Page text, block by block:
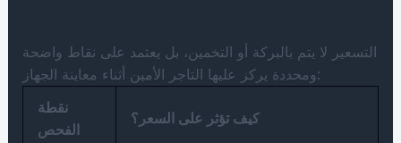
التسعير لا يتم بالبركة أو التخمين، بل يعتمد على نقاط واضحة
ومحددة يركز عليها التاجر الأمين أثناء معاينة الجهاز:
نقطة
الفحص
كيف تؤثر على السعر؟